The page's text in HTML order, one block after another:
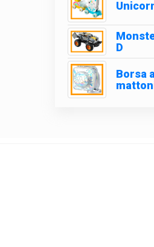
D
Borsa